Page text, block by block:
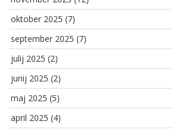
oktober 2025 (7)
september 2025 (7)
julij 2025 (2)
junij 2025 (2)
maj 2025 (5)
april 2025 (4)